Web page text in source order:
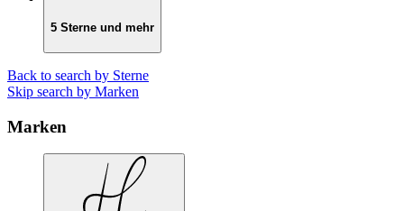
5 Sterne und mehr
Back to search by Sterne
Skip search by Marken
Marken